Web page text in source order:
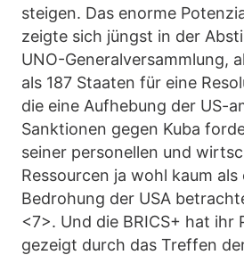
steigen. Das enorme
zeigte sich jüngst in der
UNO-Generalversammlung,
als 187 Staaten für eine
die eine Aufhebung der US-
Sanktionen gegen Kuba
seiner personellen und
Ressourcen ja wohl kaum als
Bedrohung der USA
<7>. Und die BRICS+ hat ihr
gezeigt durch das Treffen